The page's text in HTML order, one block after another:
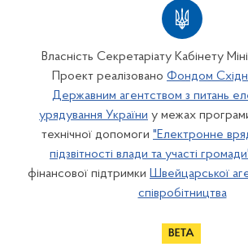
Власність Секретаріату Кабінету
Проект реалізовано Фондом
Державним агентством з питань
урядування України у межах
технічної допомоги "Електронне
підзвітності влади та участі
фінансової підтримки Швейцарської
співробітництва